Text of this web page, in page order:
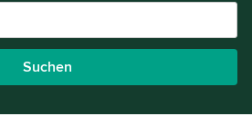
Suchen